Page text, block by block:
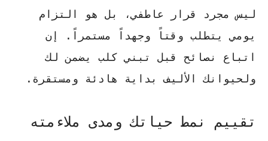
ليس مجرد قرار عاطفي، بل هو التزام
يومي يتطلب وقتاً وجهداً مستمراً. إن
اتباع
نصائح قبل تبني كلب يضمن لك
ولحيوانك الأليف بداية هادئة ومستقرة.
تقييم نمط حياتك ومدى ملاءمته